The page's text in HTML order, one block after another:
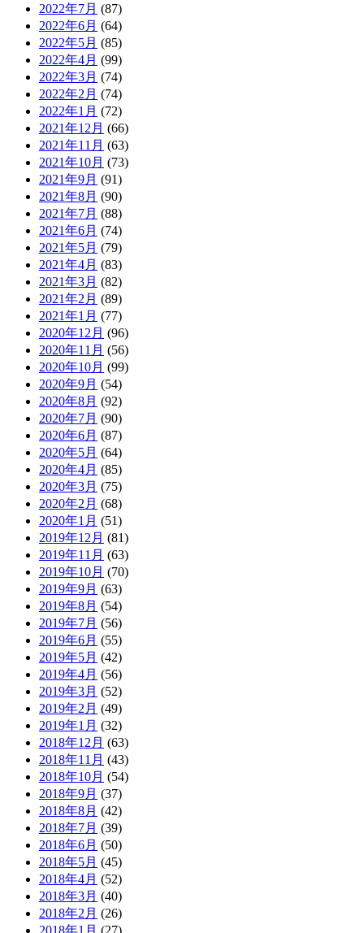
2022年7月 (87)
2022年6月 (64)
2022年5月 (85)
2022年4月 (99)
2022年3月 (74)
2022年2月 (74)
2022年1月 (72)
2021年12月 (66)
2021年11月 (63)
2021年10月 (73)
2021年9月 (91)
2021年8月 (90)
2021年7月 (88)
2021年6月 (74)
2021年5月 (79)
2021年4月 (83)
2021年3月 (82)
2021年2月 (89)
2021年1月 (77)
2020年12月 (96)
2020年11月 (56)
2020年10月 (99)
2020年9月 (54)
2020年8月 (92)
2020年7月 (90)
2020年6月 (87)
2020年5月 (64)
2020年4月 (85)
2020年3月 (75)
2020年2月 (68)
2020年1月 (51)
2019年12月 (81)
2019年11月 (63)
2019年10月 (70)
2019年9月 (63)
2019年8月 (54)
2019年7月 (56)
2019年6月 (55)
2019年5月 (42)
2019年4月 (56)
2019年3月 (52)
2019年2月 (49)
2019年1月 (32)
2018年12月 (63)
2018年11月 (43)
2018年10月 (54)
2018年9月 (37)
2018年8月 (42)
2018年7月 (39)
2018年6月 (50)
2018年5月 (45)
2018年4月 (52)
2018年3月 (40)
2018年2月 (26)